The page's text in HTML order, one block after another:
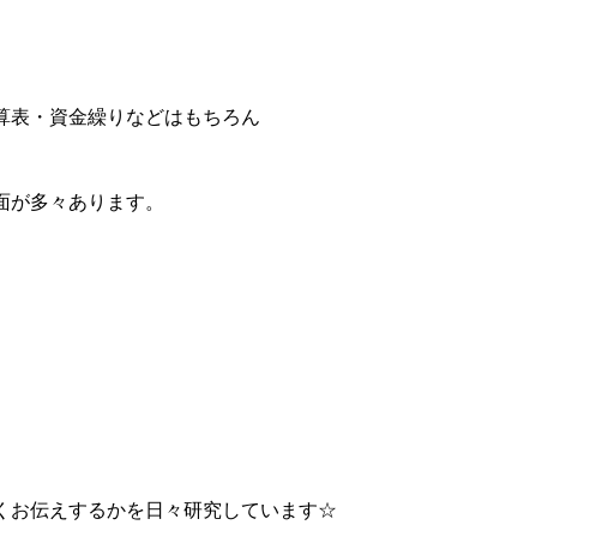
表・資金繰りなどはもちろん
多々あります。
お伝えするかを日々研究しています☆